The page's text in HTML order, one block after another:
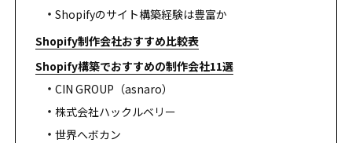
Shopifyのサイト構築経験は豊富か
Shopify制作会社おすすめ比較表
Shopify構築でおすすめの制作会社11選
CIN GROUP（asnaro）
株式会社ハックルベリー
世界へボカン